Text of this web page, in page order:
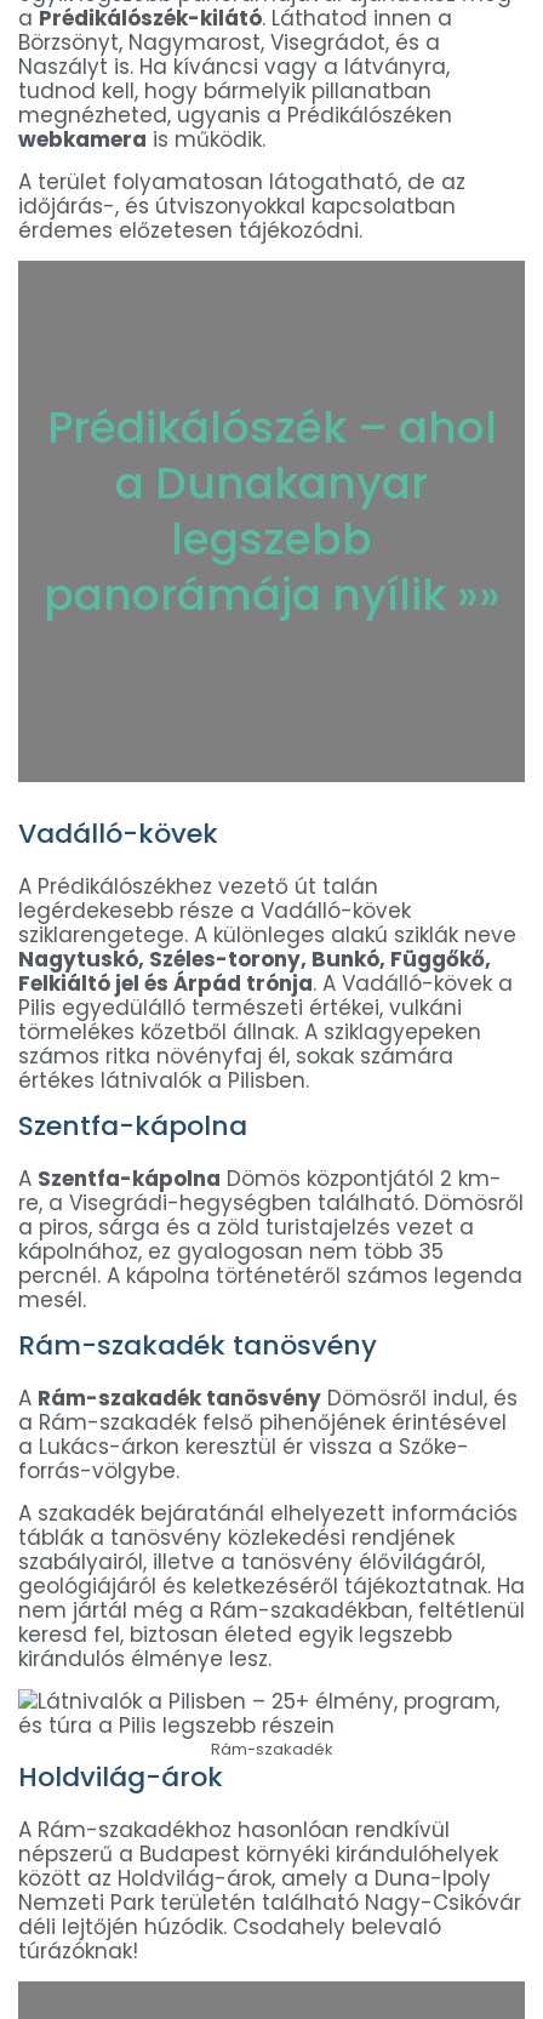
a Prédikálószék-kilátó. Láthatod innen a
Börzsönyt, Nagymarost, Visegrádot, és a
Naszályt is. Ha kíváncsi vagy a látványra,
tudnod kell, hogy bármelyik pillanatban
megnézheted, ugyanis a Prédikálószéken
webkamera is működik.
A terület folyamatosan látogatható, de az
időjárás-, és útviszonyokkal kapcsolatban
érdemes előzetesen tájékozódni.
Prédikálószék – ahol
a Dunakanyar
legszebb
panorámája nyílik »»
Vadálló-kövek
A Prédikálószékhez vezető út talán
legérdekesebb része a Vadálló-kövek
sziklarengetege. A különleges alakú sziklák neve
Nagytuskó, Széles-torony, Bunkó, Függőkő,
Felkiáltó jel és Árpád trónja. A Vadálló-kövek a
Pilis egyedülálló természeti értékei, vulkáni
törmelékes kőzetből állnak. A sziklagyepeken
számos ritka növényfaj él, sokak számára
értékes látnivalók a Pilisben.
Szentfa-kápolna
A Szentfa-kápolna Dömös központjától 2 km-
re, a Visegrádi-hegységben található. Dömösről
a piros, sárga és a zöld turistajelzés vezet a
kápolnához, ez gyalogosan nem több 35
percnél. A kápolna történetéről számos legenda
mesél.
Rám-szakadék tanösvény
A Rám-szakadék tanösvény Dömösről indul, és
a Rám-szakadék felső pihenőjének érintésével
a Lukács-árkon keresztül ér vissza a Szőke-
forrás-völgybe.
A szakadék bejáratánál elhelyezett információs
táblák a tanösvény közlekedési rendjének
szabályairól, illetve a tanösvény élővilágáról,
geológiájáról és keletkezéséről tájékoztatnak. Ha
nem jártál még a Rám-szakadékban, feltétlenül
keresd fel, biztosan életed egyik legszebb
kirándulós élménye lesz.
Rám-szakadék
Holdvilág-árok
A Rám-szakadékhoz hasonlóan rendkívül
népszerű a Budapest környéki kirándulóhelyek
között az Holdvilág-árok, amely a Duna-Ipoly
Nemzeti Park területén található Nagy-Csikóvár
déli lejtőjén húzódik. Csodahely belevaló
túrázóknak!